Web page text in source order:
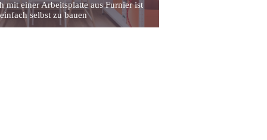
mit einer Arbeitsplatte aus Furnier ist
einfach selbst zu bauen